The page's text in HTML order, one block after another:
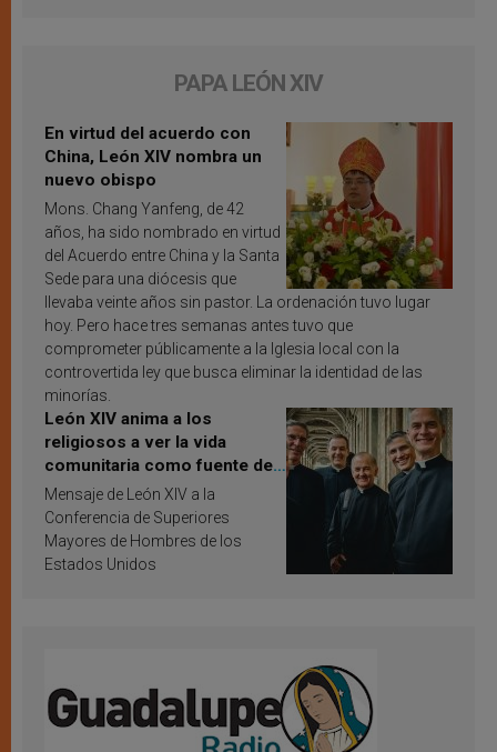
PAPA LEÓN XIV
En virtud del acuerdo con
China, León XIV nombra un
nuevo obispo
Mons. Chang Yanfeng, de 42
años, ha sido nombrado en virtud
del Acuerdo entre China y la Santa
Sede para una diócesis que
llevaba veinte años sin pastor. La ordenación tuvo lugar
hoy. Pero hace tres semanas antes tuvo que
comprometer públicamente a la Iglesia local con la
controvertida ley que busca eliminar la identidad de las
minorías.
León XIV anima a los
religiosos a ver la vida
comunitaria como fuente de
inspiración y santificación
Mensaje de León XIV a la
Conferencia de Superiores
Mayores de Hombres de los
Estados Unidos